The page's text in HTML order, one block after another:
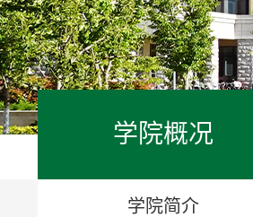
学院概况
学院简介